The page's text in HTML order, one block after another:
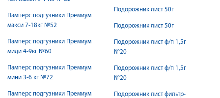
Памперс подгузники Премиум
макси 7-18кг №52
Памперс подгузники Премиум
миди 4-9кг №60
Памперс подгузники Премиум
мини 3-6 кг №72
Памперс подгузники Премиум
Подорожник лист 50г
Подорожник лист 50г
Подорожник лист ф/п 1,5г
№20
Подорожник лист ф/п 1,5г
№20
Подорожник лист фильтр-